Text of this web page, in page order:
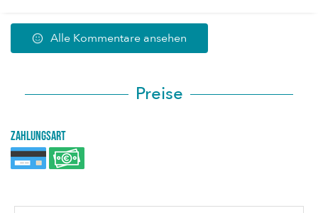
Alle Kommentare ansehen
Preise
Zahlungsart